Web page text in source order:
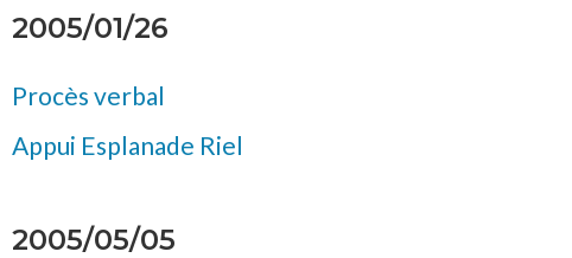
2005/01/26
Procès verbal
Appui Esplanade Riel
2005/05/05